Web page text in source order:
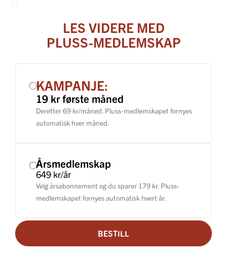
LES VIDERE MED
PLUSS-MEDLEMSKAP
KAMPANJE:
19 kr første måned
Deretter 69 kr/måned. Pluss-medlemskapet fornyes
automatisk hver måned.
Årsmedlemskap
649 kr/år
Velg årsabonnement og du sparer 179 kr. Pluss-
medlemskapet fornyes automatisk hvert år.
BESTILL